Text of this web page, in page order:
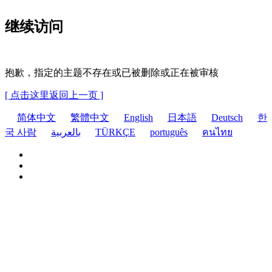
继续访问
抱歉，指定的主题不存在或已被删除或正在被审核
[ 点击这里返回上一页 ]
简体中文 繁體中文 English 日本語 Deutsch
한
국 사람
بالعربية TÜRKÇE português คนไทย